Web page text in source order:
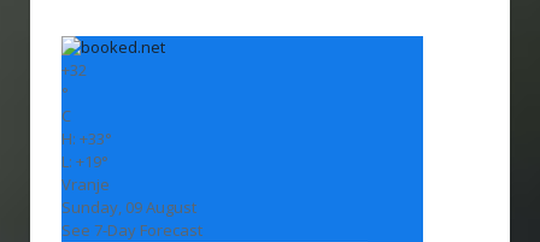
+32
°
C
H: +33°
L: +19°
Vranje
Sunday, 09 August
See 7-Day Forecast